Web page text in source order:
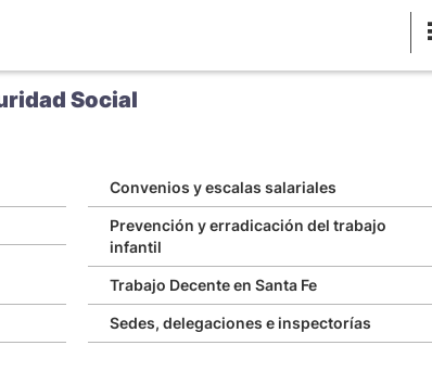
Social
Convenios y escalas salariales
Prevención y erradicación del trabajo
infantil
Trabajo Decente en Santa Fe
Sedes, delegaciones e inspectorías